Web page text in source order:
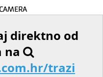
direktno od
na
trazi